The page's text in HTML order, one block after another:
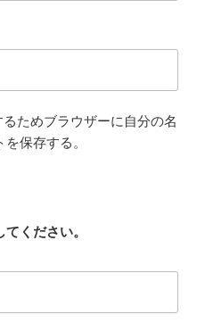
ためブラウザーに自分の名
保存する。
ください。